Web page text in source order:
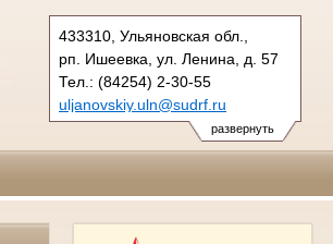
развернуть
433310, Ульяновская обл.,
рп. Ишеевка, ул. Ленина, д. 57
Тел.: (84254) 2-30-55
uljanovskiy.uln@sudrf.ru